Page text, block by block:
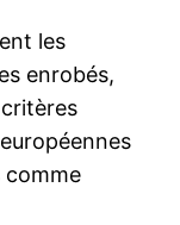
les
enrobés,
critères
comme